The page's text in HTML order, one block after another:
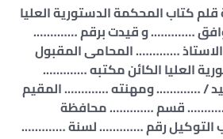
كتاب المحكمة الدستورية العليا
…………. و قيدت برقم ………….
…………. المحامى المقبول
العليا الكائن مكتبه ………….
/ …………. ومهنته …………. المقيم
قسم …………. محافظة
التوكيل رقم …………. لسنة ………….